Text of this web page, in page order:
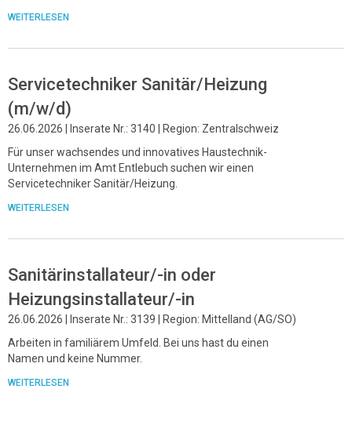
WEITERLESEN
Servicetechniker Sanitär/Heizung
(m/w/d)
26.06.2026 | Inserate Nr.: 3140 | Region: Zentralschweiz
Für unser wachsendes und innovatives Haustechnik-
Unternehmen im Amt Entlebuch suchen wir einen
Servicetechniker Sanitär/Heizung.
WEITERLESEN
Sanitärinstallateur/-in oder
Heizungsinstallateur/-in
26.06.2026 | Inserate Nr.: 3139 | Region: Mittelland (AG/SO)
Arbeiten in familiärem Umfeld. Bei uns hast du einen
Namen und keine Nummer.
WEITERLESEN